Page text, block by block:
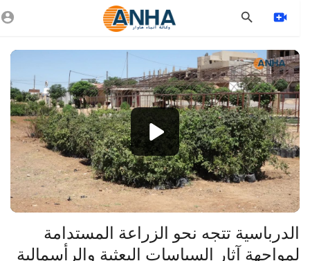
Video
Player
1080p
720p
480p
360p
240p
⁣الدرباسية تتجه نحو الزراعة المستدامة
لمواجهة آثار السياسات البعثية والرأسمالية